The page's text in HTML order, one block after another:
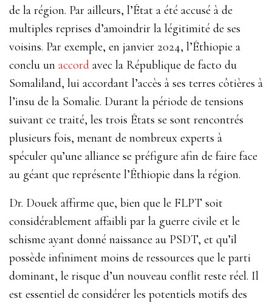
de la région. Par ailleurs, l’État a été accusé à de
multiples reprises d’amoindrir la légitimité de ses
voisins. Par exemple, en janvier 2024, l’Éthiopie a
conclu un accord avec la République de facto du
Somaliland, lui accordant l’accès à ses terres côtières à
l’insu de la Somalie. Durant la période de tensions
suivant ce traité, les trois États se sont rencontrés
plusieurs fois, menant de nombreux experts à
spéculer qu’une alliance se préfigure afin de faire face
au géant que représente l’Éthiopie dans la région.
Dr. Douek affirme que, bien que le FLPT soit
considérablement affaibli par la guerre civile et le
schisme ayant donné naissance au PSDT, et qu’il
possède infiniment moins de ressources que le parti
dominant, le risque d’un nouveau conflit reste réel. Il
est essentiel de considérer les potentiels motifs des